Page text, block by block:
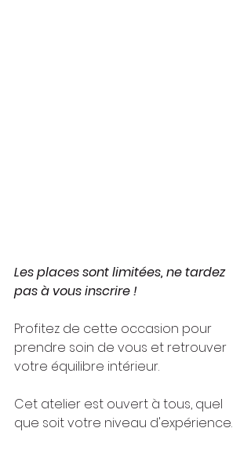
Les places sont limitées, ne tardez
pas à vous inscrire !
Profitez de cette occasion pour
prendre soin de vous et retrouver
votre équilibre intérieur.
Cet atelier est ouvert à tous, quel
que soit votre niveau d'expérience.